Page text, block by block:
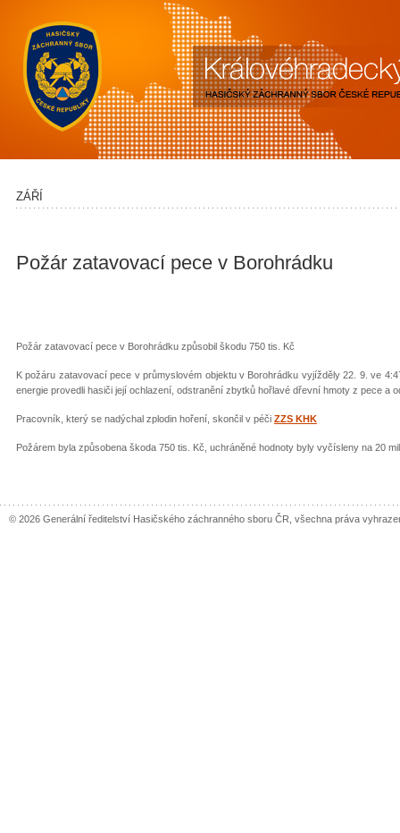
ZÁŘÍ
Požár zatavovací pece v Borohrádku
Požár zatavovací pece v Borohrádku způsobil škodu 750 tis. Kč
K požáru zatavovací pece v průmyslovém objektu v Borohrádku vyjížděly 22. 9. ve
energie provedli hasiči její ochlazení, odstranění zbytků hořlavé dřevní hmoty z pece a
Pracovník, který se nadýchal zplodin hoření, skončil v péči ZZS KHK
Požárem byla způsobena škoda 750 tis. Kč, uchráněné hodnoty byly vyčísleny na 20
© 2026 Generální ředitelství Hasičského záchranného sboru ČR, všechna práva